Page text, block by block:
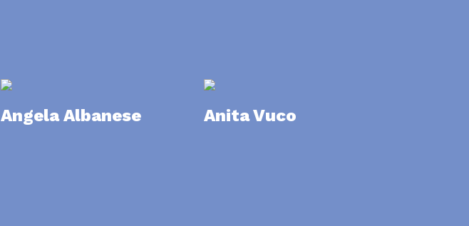
Angela Albanese Anita Vuco